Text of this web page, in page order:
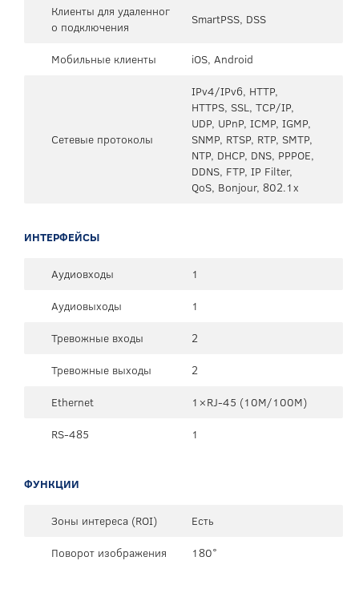
Клиенты для удаленног
о подключения
SmartPSS, DSS
Мобильные клиенты iOS, Android
Сетевые протоколы
IPv4/IPv6, HTTP,
HTTPS, SSL, TCP/IP,
UDP, UPnP, ICMP, IGMP,
SNMP, RTSP, RTP, SMTP,
NTP, DHCP, DNS, PPPOE,
DDNS, FTP, IP Filter,
QoS, Bonjour, 802.1x
ИНТЕРФЕЙСЫ
Аудиовходы
1
Аудиовыходы
1
Тревожные входы
2
Тревожные выходы
2
Ethernet
1×RJ-45 (10М/100М)
RS-485
1
ФУНКЦИИ
Зоны интереса (ROI)
Есть
Поворот изображения
180°